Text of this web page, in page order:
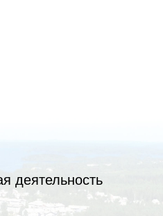
деятельность